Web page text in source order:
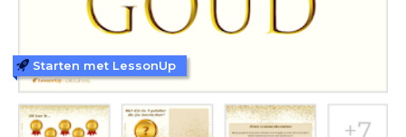
Starten met LessonUp